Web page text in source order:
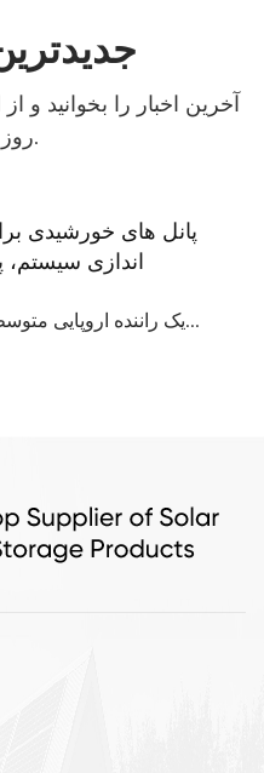
آخرین اخبار را بخوانید
روز باشید.
پانل های
اندازی
یک راننده اروپایی متوسط که روزانه 40 کیلومتر در حال ر...